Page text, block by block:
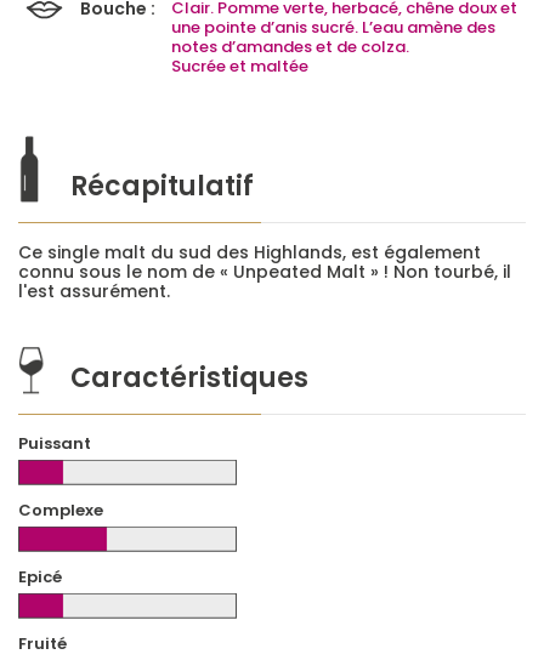
Bouche :
Clair. Pomme verte, herbacé, chêne doux et
une pointe d’anis sucré. L’eau amène des
notes d’amandes et de colza.
Sucrée et maltée
Récapitulatif
Ce single malt du sud des Highlands, est également
connu sous le nom de « Unpeated Malt » ! Non tourbé, il
l'est assurément.
Caractéristiques
Puissant
Complexe
Epicé
Fruité